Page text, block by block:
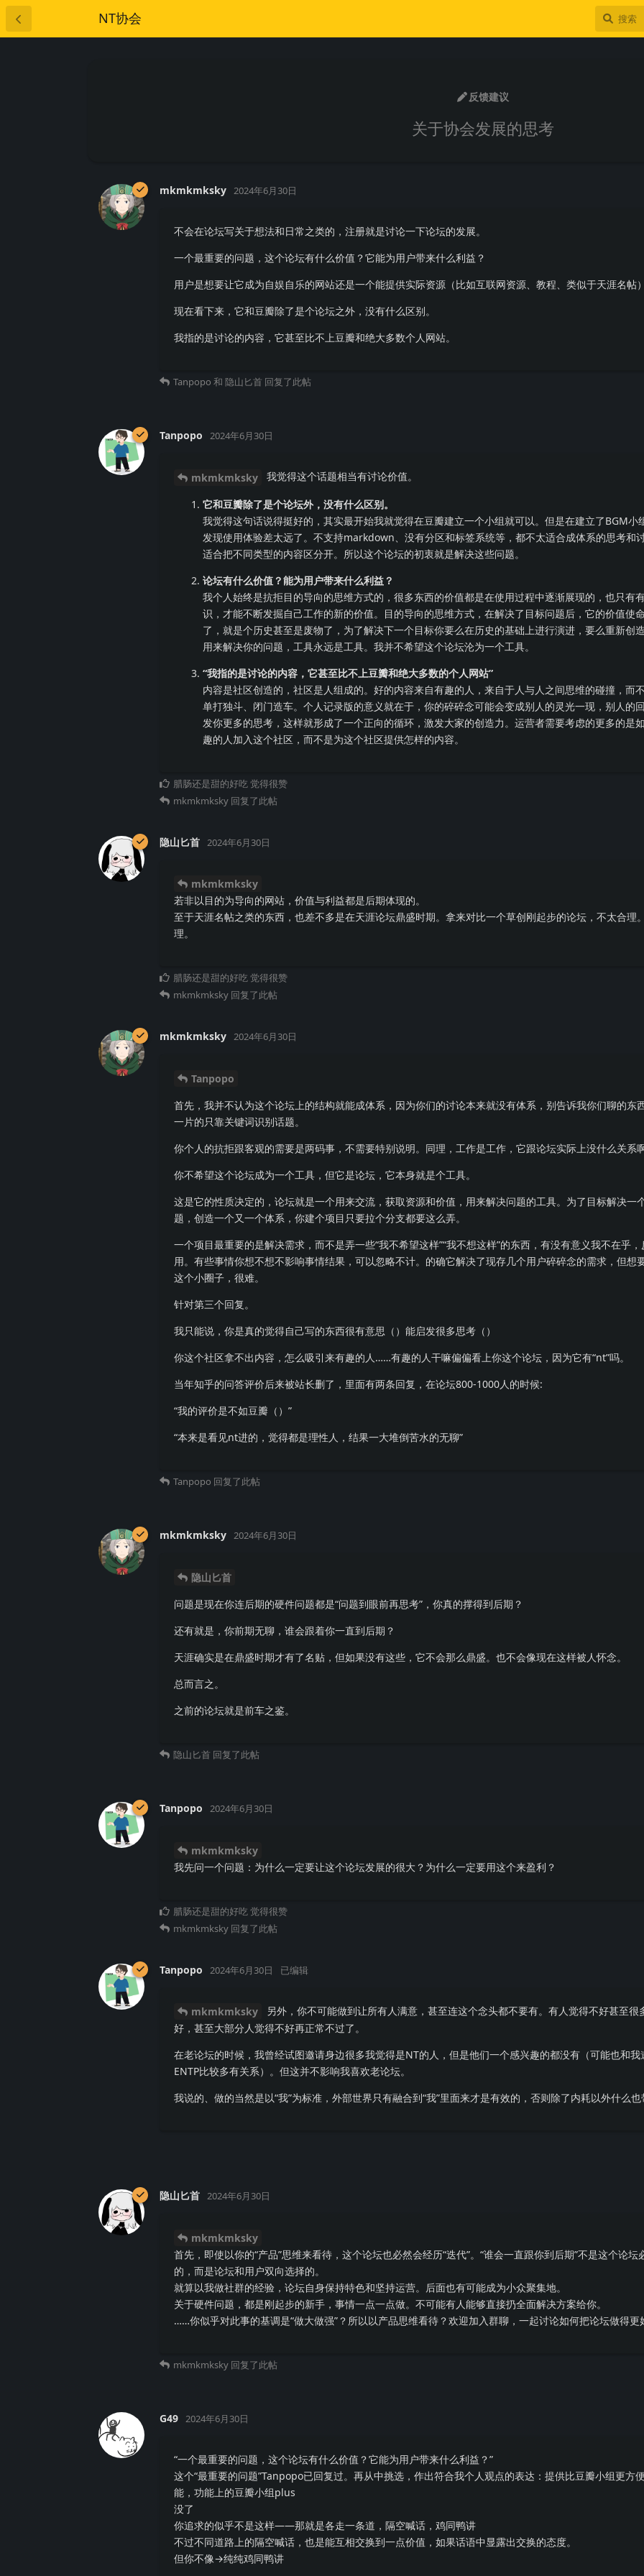
NT协会
反馈建议
关于协会发展的思考
mkmkmksky 2024年6月30日
不会在论坛写关于想法和日常之类的，注册就是讨论一下论坛的发展。
一个最重要的问题，这个论坛有什么价值？它能为用户带来什么利益？
用户是想要让它成为自娱自乐的网站还是一个能提供实际资源（比如互联网资源、教程、类似于天涯名帖
现在看下来，它和豆瓣除了是个论坛之外，没有什么区别。
我指的是讨论的内容，它甚至比不上豆瓣和绝大多数个人网站。
Tanpopo 和 隐山匕首 回复了此帖
Tanpopo 2024年6月30日
mkmkmksky 我觉得这个话题相当有讨论价值。
它和豆瓣除了是个论坛外，没有什么区别。
我觉得这句话说得挺好的，其实最开始我就觉得在豆瓣建立一个小组就可以。但是在建立了BGM小
发现使用体验差太远了。不支持markdown、没有分区和标签系统等，都不太适合成体系的思考和
适合把不同类型的内容区分开。所以这个论坛的初衷就是解决这些问题。
论坛有什么价值？能为用户带来什么利益？
我个人始终是抗拒目的导向的思维方式的，很多东西的价值都是在使用过程中逐渐展现的，也只有
识，才能不断发掘自己工作的新的价值。目的导向的思维方式，在解决了目标问题后，它的价值使
了，就是个历史甚至是废物了，为了解决下一个目标你要么在历史的基础上进行演进，要么重新创
用来解决你的问题，工具永远是工具。我并不希望这个论坛沦为一个工具。
“我指的是讨论的内容，它甚至比不上豆瓣和绝大多数的个人网站”
内容是社区创造的，社区是人组成的。好的内容来自有趣的人，来自于人与人之间思维的碰撞，而
单打独斗、闭门造车。个人记录版的意义就在于，你的碎碎念可能会变成别人的灵光一现，别人的
发你更多的思考，这样就形成了一个正向的循环，激发大家的创造力。运营者需要考虑的更多的是
趣的人加入这个社区，而不是为这个社区提供怎样的内容。
腊肠还是甜的好吃觉得很赞
mkmkmksky 回复了此帖
隐山匕首 2024年6月30日
mkmkmksky
若非以目的为导向的网站，价值与利益都是后期体现的。
至于天涯名帖之类的东西，也差不多是在天涯论坛鼎盛时期。拿来对比一个草创刚起步的论坛，不太合理
理。
腊肠还是甜的好吃觉得很赞
mkmkmksky 回复了此帖
mkmkmksky 2024年6月30日
Tanpopo
首先，我并不认为这个论坛上的结构就能成体系，因为你们的讨论本来就没有体系，别告诉我你们聊的东
一片的只靠关键词识别话题。
你个人的抗拒跟客观的需要是两码事，不需要特别说明。同理，工作是工作，它跟论坛实际上没什么关系啊
你不希望这个论坛成为一个工具，但它是论坛，它本身就是个工具。
这是它的性质决定的，论坛就是一个用来交流，获取资源和价值，用来解决问题的工具。为了目标解决一
题，创造一个又一个体系，你建个项目只要拉个分支都要这么弄。
一个项目最重要的是解决需求，而不是弄一些“我不希望这样”“我不想这样”的东西，有没有意义我不在乎
用。有些事情你想不想不影响事情结果，可以忽略不计。的确它解决了现存几个用户碎碎念的需求，但想
这个小圈子，很难。
针对第三个回复。
我只能说，你是真的觉得自己写的东西很有意思（）能启发很多思考（）
你这个社区拿不出内容，怎么吸引来有趣的人……有趣的人干嘛偏偏看上你这个论坛，因为它有“nt”吗。
当年知乎的问答评价后来被站长删了，里面有两条回复，在论坛800-1000人的时候:
“我的评价是不如豆瓣（）”
“本来是看见nt进的，觉得都是理性人，结果一大堆倒苦水的无聊”
Tanpopo 回复了此帖
mkmkmksky 2024年6月30日
隐山匕首
问题是现在你连后期的硬件问题都是“问题到眼前再思考”，你真的撑得到后期？
还有就是，你前期无聊，谁会跟着你一直到后期？
天涯确实是在鼎盛时期才有了名贴，但如果没有这些，它不会那么鼎盛。也不会像现在这样被人怀念。
总而言之。
之前的论坛就是前车之鉴。
隐山匕首 回复了此帖
Tanpopo 2024年6月30日
mkmkmksky
我先问一个问题：为什么一定要让这个论坛发展的很大？为什么一定要用这个来盈利？
腊肠还是甜的好吃觉得很赞
mkmkmksky 回复了此帖
Tanpopo 2024年6月30日 已编辑
mkmkmksky
另外，你不可能做到让所有人满意，甚至连这个念头都不要有。有人觉得不好甚至很
好，甚至大部分人觉得不好再正常不过了。
在老论坛的时候，我曾经试图邀请身边很多我觉得是NT的人，但是他们一个感兴趣的都没有（可能也和我
ENTP比较多有关系）。但这并不影响我喜欢老论坛。
我说的、做的当然是以“我”为标准，外部世界只有融合到“我”里面来才是有效的，否则除了内耗以外什么也
隐山匕首 2024年6月30日
mkmkmksky
首先，即使以你的“产品”思维来看待，这个论坛也必然会经历“迭代”。“谁会一直跟你到后期”不是这个论坛
的，而是论坛和用户双向选择的。
就算以我做社群的经验，论坛自身保持特色和坚持运营。后面也有可能成为小众聚集地。
关于硬件问题，都是刚起步的新手，事情一点一点做。不可能有人能够直接扔全面解决方案给你。
……你似乎对此事的基调是“做大做强”？所以以产品思维看待？欢迎加入群聊，一起讨论如何把论坛做得更
mkmkmksky 回复了此帖
G49 2024年6月30日
“一个最重要的问题，这个论坛有什么价值？它能为用户带来什么利益？”
这个“最重要的问题”Tanpopo已回复过。再从中挑选，作出符合我个人观点的表达：提供比豆瓣小组更方
能，功能上的豆瓣小组plus
没了
你追求的似乎不是这样——那就是各走一条道，隔空喊话，鸡同鸭讲
不过不同道路上的隔空喊话，也是能互相交换到一点价值，如果话语中显露出交换的态度。
但你不像→纯纯鸡同鸭讲